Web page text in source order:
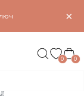
×
0 0